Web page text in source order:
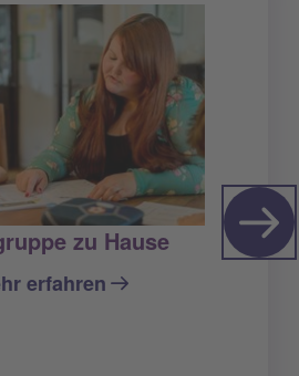
zu Hause
erfahren